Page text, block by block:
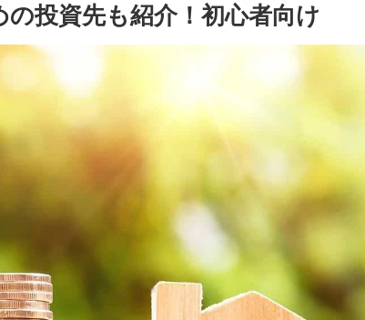
投資先も紹介！初心者向け